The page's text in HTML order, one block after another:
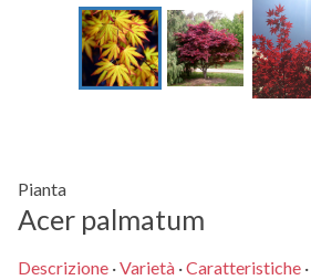
Pianta
Acer palmatum
Descrizione ·Varietà ·Caratteristiche ·